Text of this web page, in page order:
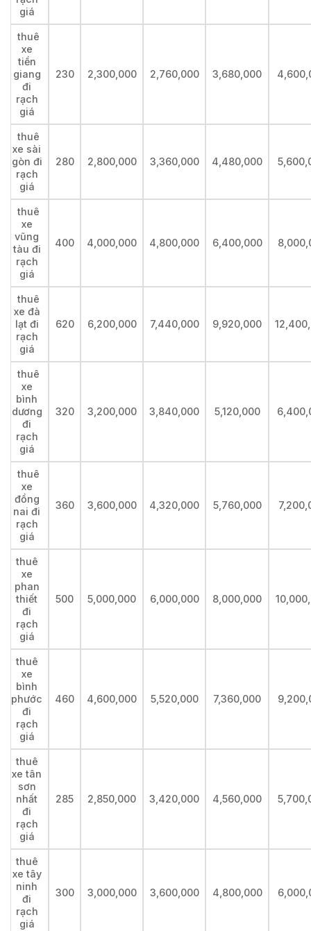
giá
thuê
xe
tiền
giang
đi
rạch
giá
230 2,300,000 2,760,000 3,680,000
thuê
xe sài
gòn đi
rạch
giá
280 2,800,000 3,360,000 4,480,000
thuê
xe
vũng
tàu đi
rạch
giá
400 4,000,000 4,800,000 6,400,000
thuê
xe đà
lạt đi
rạch
giá
620 6,200,000 7,440,000 9,920,000
thuê
xe
bình
dương
đi
rạch
giá
320 3,200,000 3,840,000 5,120,000
thuê
xe
đồng
nai đi
rạch
giá
360 3,600,000 4,320,000 5,760,000
thuê
xe
phan
thiết
đi
rạch
giá
500 5,000,000 6,000,000 8,000,000
thuê
xe
bình
phước
đi
rạch
giá
460 4,600,000 5,520,000 7,360,000
thuê
xe tân
sơn
nhất
đi
rạch
giá
285 2,850,000 3,420,000 4,560,000
thuê
xe tây
ninh
đi
rạch
giá
300 3,000,000 3,600,000 4,800,000